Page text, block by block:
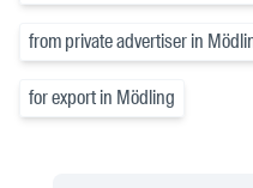
from private advertiser in
for export in Mödling